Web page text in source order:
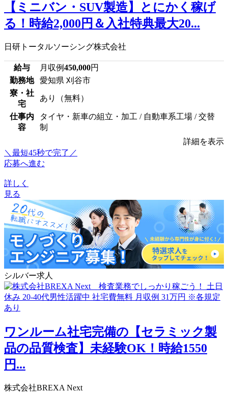
【ミニバン・SUV製造】とにかく稼げ
る！時給2,000円＆入社特典最大20...
日研トータルソーシング株式会社
給与 月収例450,000円
勤務地
愛知県 刈谷市
寮・社
宅
あり（無料）
仕事内
容
タイヤ・新車の組立・加工 / 自動車系工場 / 交替
制
詳細を表示
＼最短45秒で完了／
応募へ進む
詳しく
見る
シルバー求人
ワンルーム社宅完備の【セラミック製
品の品質検査】未経験OK！時給1550
円...
株式会社BREXA Next